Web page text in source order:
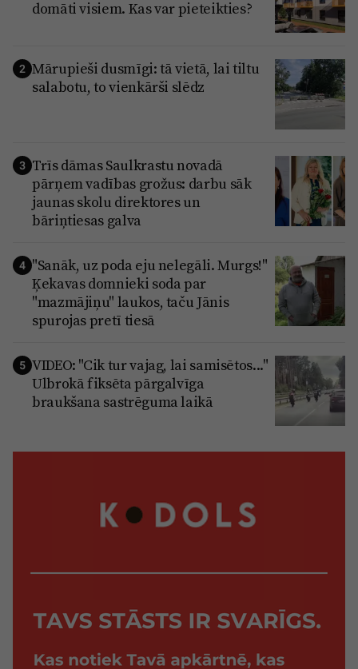
domāti visiem. Kas var pieteikties?
2 Mārupieši dusmīgi: tā vietā, lai tiltu
salabotu, to vienkārši slēdz
3 Trīs dāmas Saulkrastu novadā
pārņem vadības grožus: darbu sāk
jaunas skolu direktores un
bāriņtiesas galva
4 "Sanāk, uz poda eju nelegāli. Murgs!"
Ķekavas domnieki soda par
"mazmājiņu" laukos, taču Jānis
spurojas pretī tiesā
5 VIDEO: "Cik tur vajag, lai samisētos..."
Ulbrokā fiksēta pārgalvīga
braukšana sastrēguma laikā